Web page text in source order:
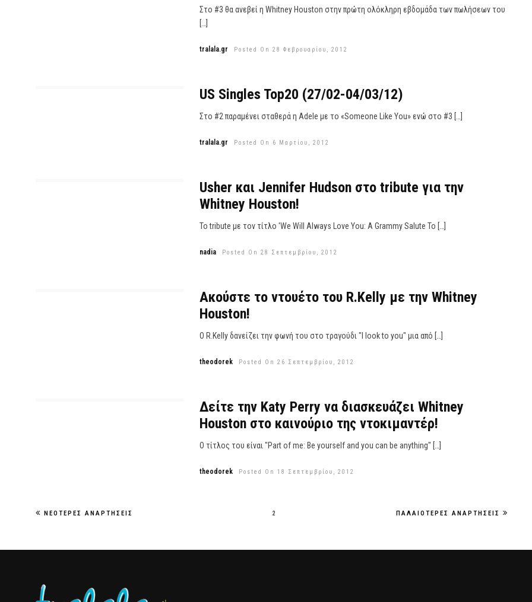
Στο #3 θα ανεβεί η Whitney Houston στην πρώτη ολόκληρη εβδομάδα των πωλήσεων του
[…]
tralala.gr Posted On 28 Φεβρουαρίου, 2012
US Singles Top20 (27/02-04/03/12)
Στο #2 παραμένει σταθερά η Adele με το «Someone Like You» ενώ στο #3 […]
tralala.gr Posted On 6 Μαρτίου, 2012
Usher και Jennifer Hudson στο tribute για την
Whitney Houston!
Το tribute με τον τίτλο 'We Will Always Love You: A Grammy Salute To […]
nadia Posted On 28 Σεπτεμβρίου, 2012
Ακούστε το ντουέτο του R.Kelly με την Whitney
Houston!
Ο R.Kelly δανείζει την φωνή του στο τραγούδι "I look to you" μια από […]
theodorek Posted On 26 Σεπτεμβρίου, 2012
Δείτε την Katy Perry να διασκευάζει Whitney
Houston στο καινούριο της ντοκιμαντέρ!
Ο τίτλος του είναι "Part of me: Be yourself and you can be anything" […]
theodorek Posted On 18 Σεπτεμβρίου, 2012
2
ΝΕΌΤΕΡΕΣ ΑΝΑΡΤΉΣΕΙΣ ΠΑΛΑΙΌΤΕΡΕΣ ΑΝΑΡΤΉΣΕΙΣ